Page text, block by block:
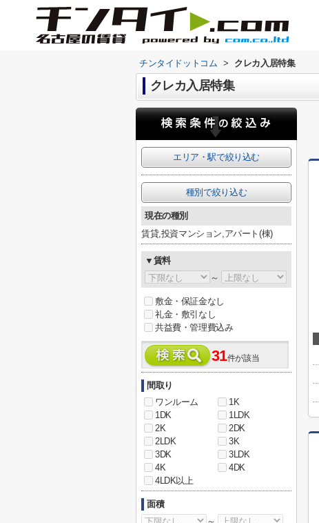
チンタイドットコム > クレカ入居特集
クレカ入居特集
エリア・駅で絞り込む
種別で絞り込む
現在の種別
賃貸,投資マンション,アパート(棟)
▼賃料
～
敷金・保証金なし
礼金・敷引なし
共益費・管理費込み
31件が該当
間取り
ワンルーム
1K
1DK
1LDK
2K
2DK
2LDK
3K
3DK
3LDK
4K
4DK
4LDK以上
面積